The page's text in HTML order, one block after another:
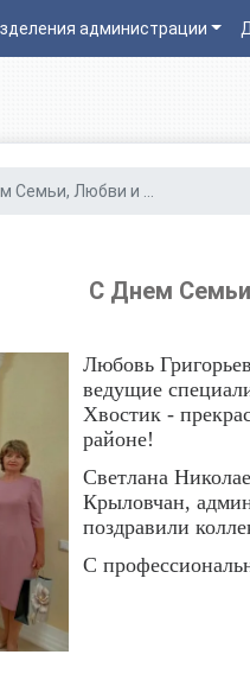
администрации
Семьи, Любви и ...
С Днем
Любовь
ведущие
Хвостик -
районе!
Светлана
Крыловчан,
поздравили
С